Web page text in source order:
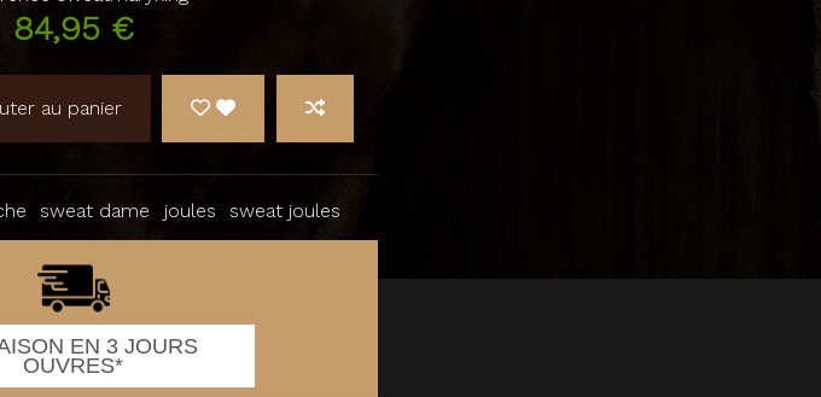
84,95 €
au panier
sweat dame joules sweat joules
EN 3 JOURS
OUVRES*